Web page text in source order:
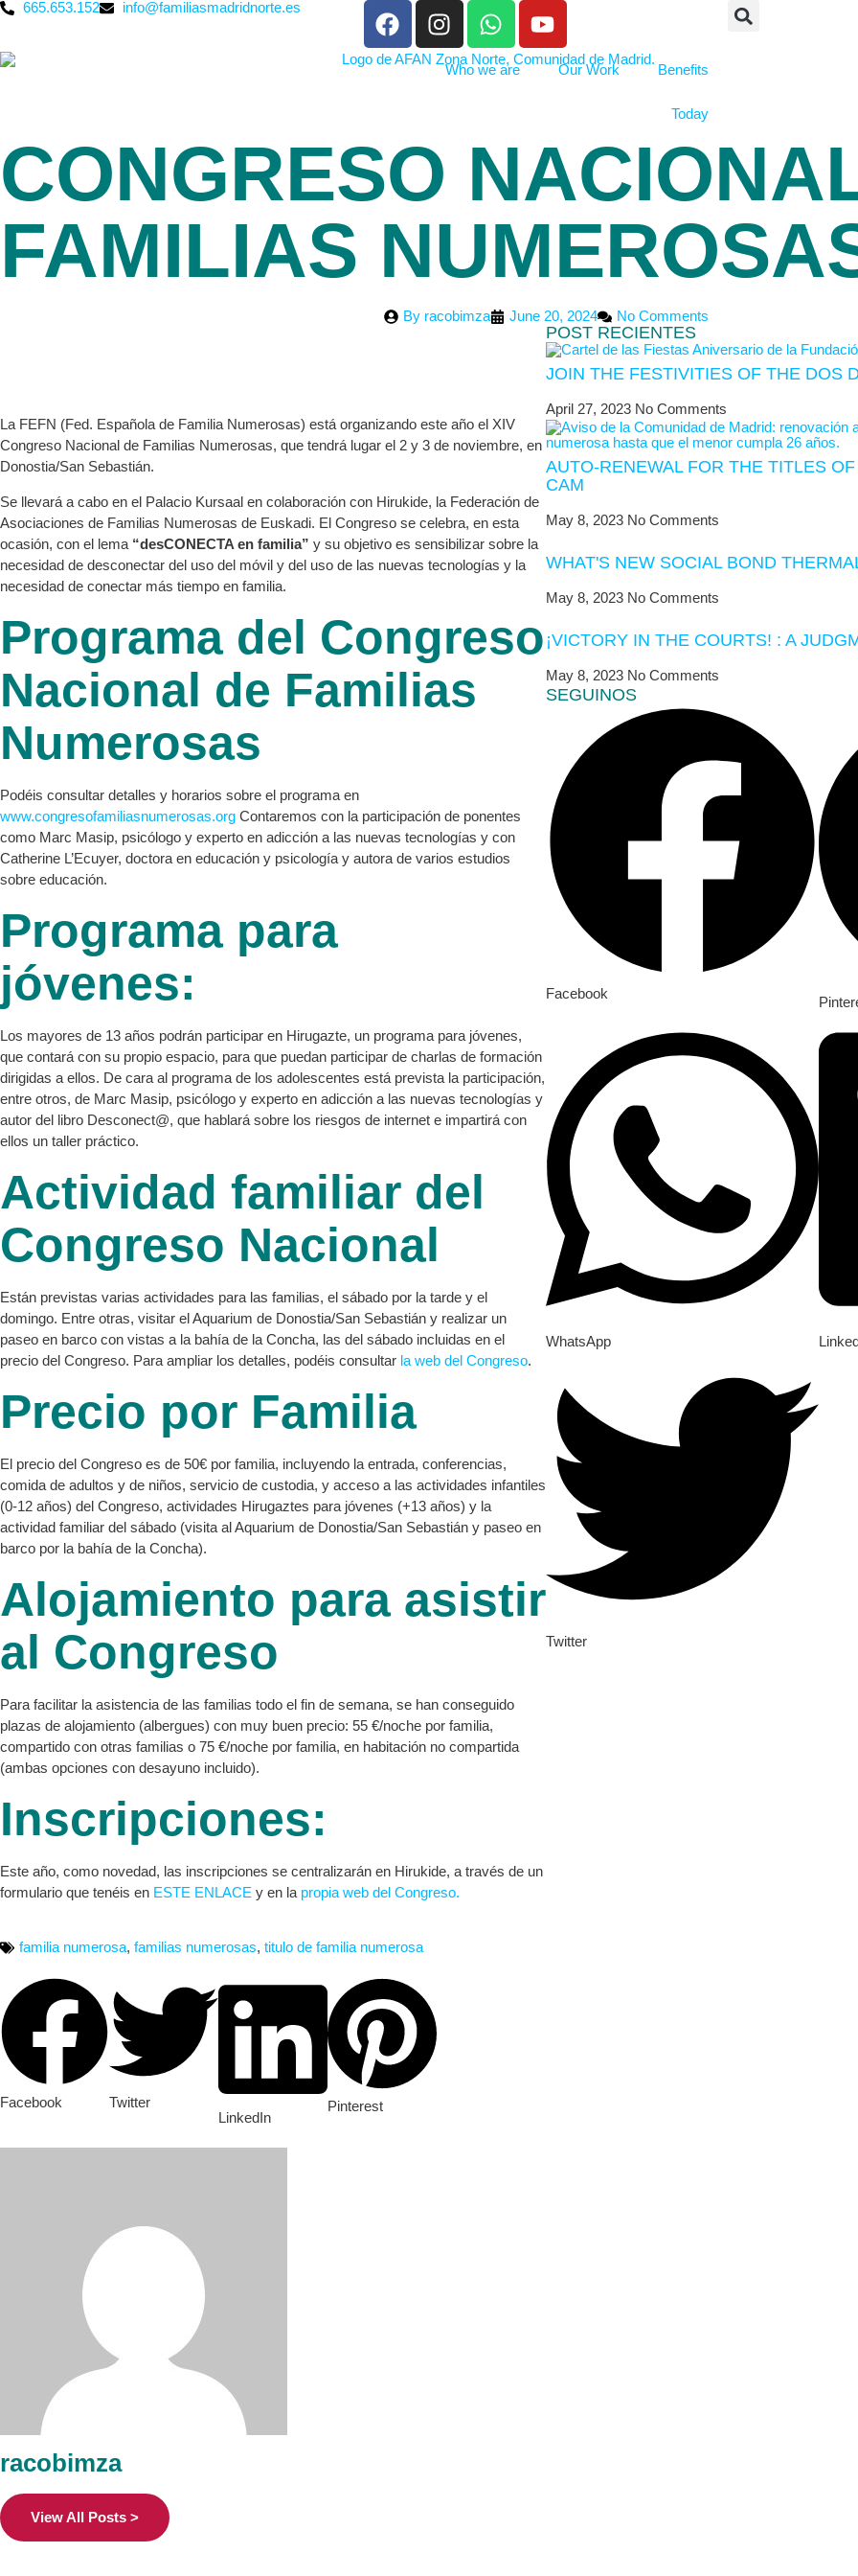
665.653.152 info@familiasmadridnorte.es
Who we are Our Work Benefits
Today
CONGRESO
FAMILIAS
Byracobimza June 20, 2024 No Comments
La FEFN (Fed. Española de Familia Numerosas) está organizando este año el XIV
Congreso Nacional de Familias Numerosas, que tendrá lugar el 2 y 3 de noviembre, en
Donostia/San Sebastián.
Se llevará a cabo en el Palacio Kursaal en colaboración con Hirukide, la Federación de
Asociaciones de Familias Numerosas de Euskadi. El Congreso se celebra, en esta
ocasión, con el lema “desCONECTA en familia” y su objetivo es sensibilizar sobre la
necesidad de desconectar del uso del móvil y del uso de las nuevas tecnologías y la
necesidad de conectar más tiempo en familia.
Programa del Congreso
Nacional de Familias
Numerosas
Podéis consultar detalles y horarios sobre el programa en
www.congresofamiliasnumerosas.org Contaremos con la participación de ponentes
como Marc Masip, psicólogo y experto en adicción a las nuevas tecnologías y con
Catherine L’Ecuyer, doctora en educación y psicología y autora de varios estudios
sobre educación.
Programa para
jóvenes:
Los mayores de 13 años podrán participar en Hirugazte, un programa para jóvenes,
que contará con su propio espacio, para que puedan participar de charlas de formación
dirigidas a ellos. De cara al programa de los adolescentes está prevista la participación,
entre otros, de Marc Masip, psicólogo y experto en adicción a las nuevas tecnologías y
autor del libro Desconect@, que hablará sobre los riesgos de internet e impartirá con
ellos un taller práctico.
Actividad familiar del
Congreso Nacional
Están previstas varias actividades para las familias, el sábado por la tarde y el
domingo. Entre otras, visitar el Aquarium de Donostia/San Sebastián y realizar un
paseo en barco con vistas a la bahía de la Concha, las del sábado incluidas en el
precio del Congreso. Para ampliar los detalles, podéis consultar la web del Congreso.
Precio por Familia
El precio del Congreso es de 50€ por familia, incluyendo la entrada, conferencias,
comida de adultos y de niños, servicio de custodia, y acceso a las actividades infantiles
(0-12 años) del Congreso, actividades Hirugaztes para jóvenes (+13 años) y la
actividad familiar del sábado (visita al Aquarium de Donostia/San Sebastián y paseo en
barco por la bahía de la Concha).
Alojamiento para asistir
al Congreso
Para facilitar la asistencia de las familias todo el fin de semana, se han conseguido
plazas de alojamiento (albergues) con muy buen precio: 55 €/noche por familia,
compartido con otras familias o 75 €/noche por familia, en habitación no compartida
(ambas opciones con desayuno incluido).
Inscripciones:
Este año, como novedad, las inscripciones se centralizarán en Hirukide, a través de un
formulario que tenéis en ESTE ENLACE y en la propia web del Congreso.
familia numerosa, familias numerosas, titulo de familia numerosa
Facebook
Twitter
LinkedIn
Pinterest
racobimza
View All Posts >
POST RECIENTES
JOIN THE FESTIVITIES OF THE DOS
April 27, 2023 No Comments
AUTO-RENEWAL FOR THE TITLES
CAM
May 8, 2023 No Comments
WHAT'S NEW SOCIAL BOND
May 8, 2023 No Comments
¡VICTORY IN THE COURTS! : A
May 8, 2023 No Comments
SEGUINOS
Facebook
WhatsApp
Twitter